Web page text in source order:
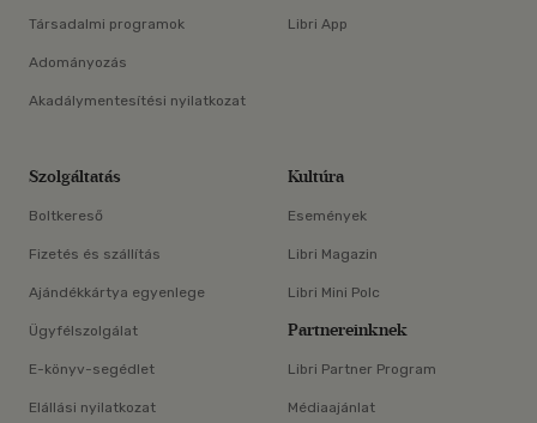
Társadalmi programok
Adományozás
Akadálymentesítési nyilatkozat
Libri App
Szolgáltatás
Boltkereső
Fizetés és szállítás
Ajándékkártya egyenlege
Ügyfélszolgálat
E-könyv-segédlet
Elállási nyilatkozat
Kultúra
Események
Libri Magazin
Libri Mini Polc
Partnereinknek
Libri Partner Program
Médiaajánlat